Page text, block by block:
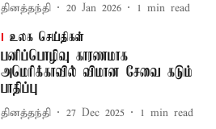
தினத்தந்தி 20 Jan 2026 1 min read
உலக செய்திகள்
பனிப்பொழிவு காரணமாக
அமெரிக்காவில் விமான சேவை கடும்
பாதிப்பு
தினத்தந்தி 27 Dec 2025 1 min read